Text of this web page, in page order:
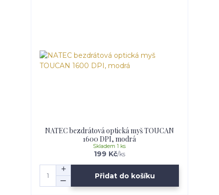
NATEC bezdrátová optická myš TOUCAN
1600 DPI, modrá
199 Kč/ks
Skladem 1 ks
Přidat do košíku